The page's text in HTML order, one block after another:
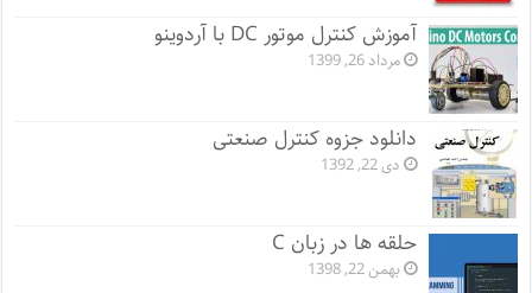
آموزش کنترل موتور DC با آردوینو
مرداد 26, 1399
دانلود جزوه کنترل صنعتی
دی 22, 1392
حلقه ها در زبان C
بهمن 22, 1398